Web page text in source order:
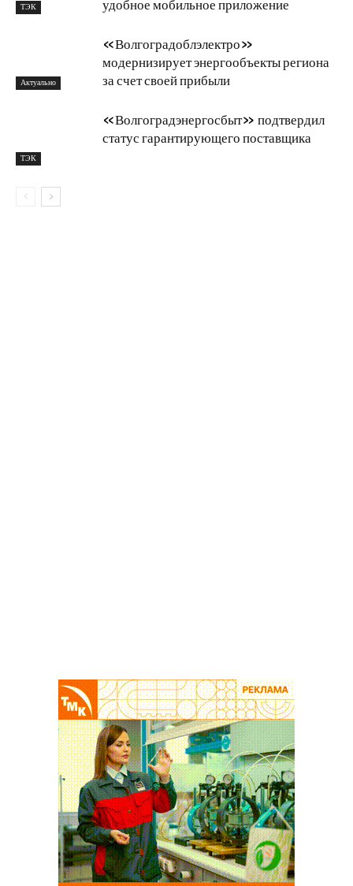
ТЭК удобное мобильное приложение
Актуально
«Волгоградоблэлектро»
модернизирует энергообъекты региона
за счет своей прибыли
ТЭК
«Волгоградэнергосбыт» подтвердил
статус гарантирующего поставщика